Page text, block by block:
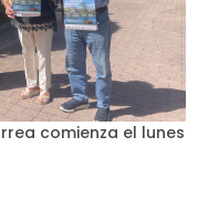
comienza el lunes